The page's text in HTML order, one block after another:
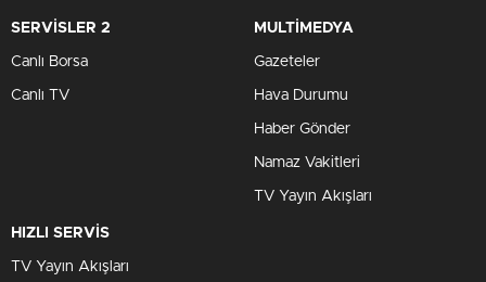
SERVİSLER 2
Canlı Borsa
Canlı TV
MULTİMEDYA
Gazeteler
Hava Durumu
Haber Gönder
Namaz Vakitleri
TV Yayın Akışları
HIZLI SERVİS
TV Yayın Akışları